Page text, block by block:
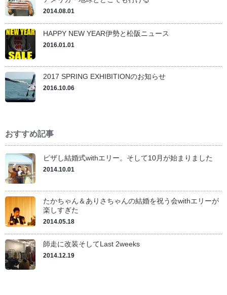
2014.08.01
HAPPY NEW YEAR伊勢と松阪ニュース
2016.01.01
2017 SPRING EXHIBITIONのお知らせ
2016.10.06
おすすめ記事
ピザし結婚式withエリー。そして10月が始まりました
2014.10.01
たかちゃん＆ありさちゃんの結婚を祝う会withエリーが
楽しすぎた
2014.05.18
師走に改装そしてLast 2weeks
2014.12.19